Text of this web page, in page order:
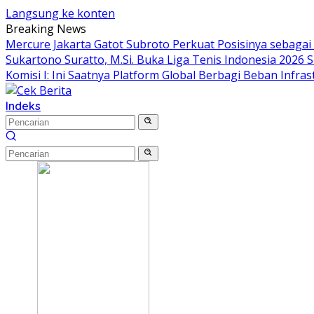
Langsung ke konten
Breaking News
Mercure Jakarta Gatot Subroto Perkuat Posisinya
Sukartono Suratto, M.Si. Buka Liga Tenis Indonesia 2026
Komisi I: Ini Saatnya Platform Global Berbagi Beban
Indeks